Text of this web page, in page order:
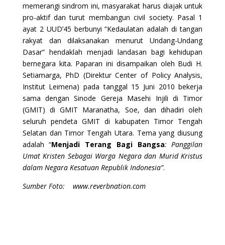
memerangi sindrom ini, masyarakat harus diajak untuk
pro-aktif dan turut membangun civil society. Pasal 1
ayat 2 UUD’45 berbunyi “Kedaulatan adalah di tangan
rakyat dan dilaksanakan menurut Undang-Undang
Dasar” hendaklah menjadi landasan bagi kehidupan
bernegara kita. Paparan ini disampaikan oleh Budi H.
Setiamarga, PhD (Direktur Center of Policy Analysis,
Institut Leimena) pada tanggal 15 Juni 2010 bekerja
sama dengan Sinode Gereja Masehi Injili di Timor
(GMIT) di GMIT Maranatha, Soe, dan dihadiri oleh
seluruh pendeta GMIT di kabupaten Timor Tengah
Selatan dan Timor Tengah Utara. Tema yang diusung
adalah “Menjadi Terang Bagi Bangsa: Panggilan
Umat Kristen Sebagai Warga Negara dan Murid Kristus
dalam Negara Kesatuan Republik Indonesia”.
Sumber Foto: www.reverbnation.com